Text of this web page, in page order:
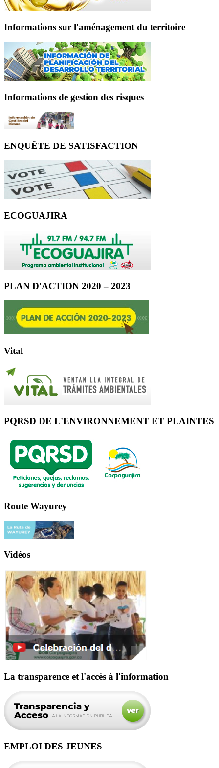
Informations sur l'aménagement du territoire
Informations de gestion des risques
ENQUÊTE DE SATISFACTION
ECOGUAJIRA
PLAN D'ACTION 2020 – 2023
Vital
PQRSD DE L'ENVIRONNEMENT ET PLAINTES
Route Wayurey
Vidéos
La transparence et l'accès à l'information
EMPLOI DES JEUNES